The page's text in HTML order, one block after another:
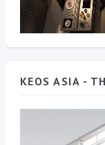
KEOS ASIA -